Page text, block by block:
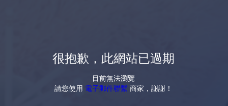
很抱歉，此網站已過期
目前無法瀏覽
請您使用 電子郵件聯繫 商家，謝謝！